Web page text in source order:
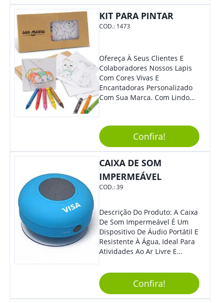
Colaboradores E Parceiros De
Sua Empresa.
KIT PARA PINTAR
COD.: 1473
Ofereça À Seus Clientes E
Colaboradores Nossos Lapis
Com Cores Vivas E
Encantadoras Personalizado
Com Sua Marca. Com Lindo
Perfeito, Não É?!
Confira!
CAIXA DE SOM
IMPERMEÁVEL
COD.:39
Descrição Do Produto: A Caixa
De Som Impermeável É Um
Dispositivo De Áudio Portátil E
Resistente À Água, Ideal Para
Atividades Ao Ar Livre E
Design Compacto E Durável,
Essa Caixa De Som Reproduz
Um Som Claro E Potente,
Proporcionando Uma
Confira!